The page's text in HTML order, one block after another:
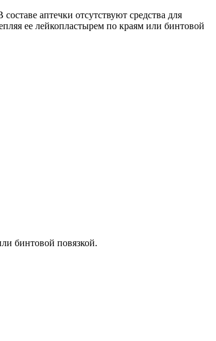
аптечки отсутствуют средства для
ее лейкопластырем по краям или бинтовой
бинтовой повязкой.